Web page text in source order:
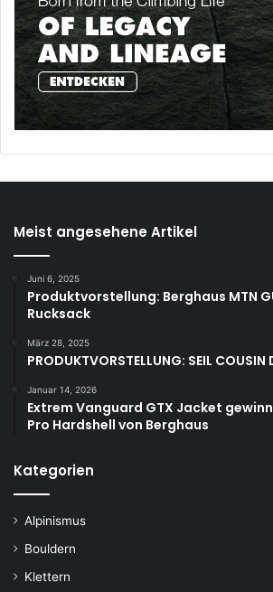
Meist angesehene Artikel
Juni 6, 2025
Produktvorstellung: Berghaus MTN
Rucksack
März 28, 2025
PRODUKTVORSTELLUNG: SEIL COUSIN
Januar 14, 2026
Extrem Vanguard GTX Jacket
Pro Hardshell von Berghaus
Kategorien
Alpinismus
Bouldern
Klettern